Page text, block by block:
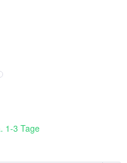
1-3 Tage